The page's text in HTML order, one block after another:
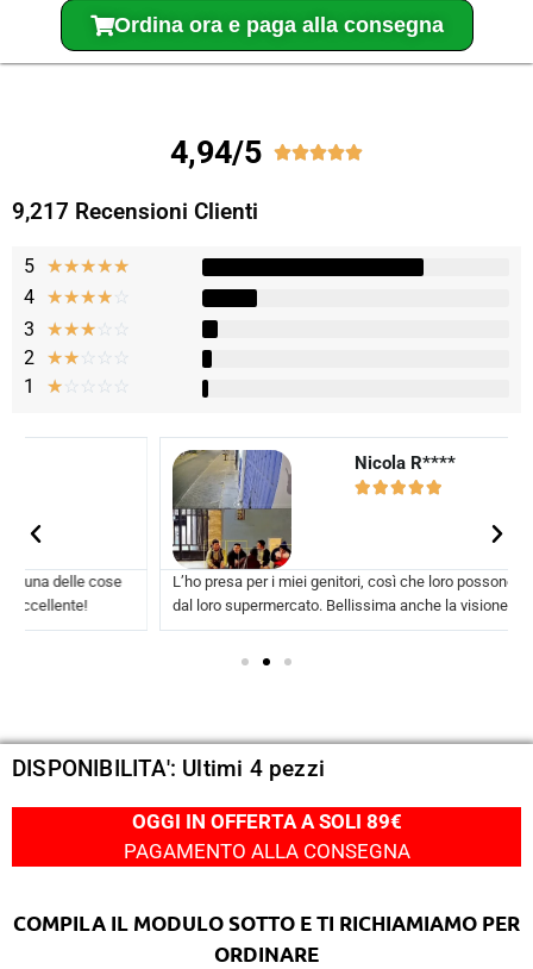
Ordina ora e paga alla consegna
4,94/5 
9,217 Recensioni Clienti
5 ★★★★★
4 ☆☆☆☆☆
3 ☆☆☆☆ ☆
2 ☆☆☆ ☆ ☆
1 ☆☆ ☆ ☆ ☆
Nicola R****​
  
L’ho presa per i miei genitori, così che loro possono controllare fuori
dal loro supermercato. Bellissima anche la visione notturna a colori
DISPONIBILITA': Ultimi 4 pezzi
OGGI IN OFFERTA A SOLI 89€
PAGAMENTO ALLA CONSEGNA
COMPILA IL MODULO SOTTO E TI RICHIAMIAMO PER
ORDINARE